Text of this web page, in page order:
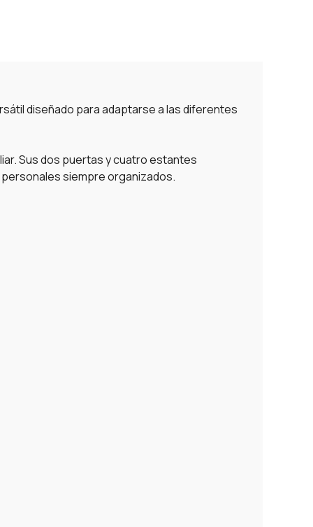
diseñado para adaptarse a las diferentes
Sus dos puertas y cuatro estantes
siempre organizados.